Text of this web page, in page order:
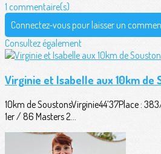
1 commentaire(s)
Connectez-vous pour laisser un
Consultez également
Virginie et Isabelle aux 10km de
10km de SoustonsVirginie44’37Place :
1er / 86 Masters 2...